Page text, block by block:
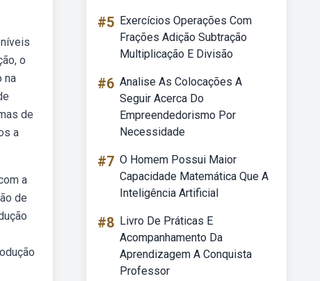
o
na
de
a
a
de
#5 Exercícios Operações Com
Frações Adição Subtração
Multiplicação E Divisão
#6 Analise As Colocações A
Seguir Acerca Do
Empreendedorismo Por
Necessidade
#7 O Homem Possui Maior
Capacidade Matemática Que A
Inteligência Artificial
#8 Livro De Práticas E
Acompanhamento Da
Aprendizagem A Conquista
Professor